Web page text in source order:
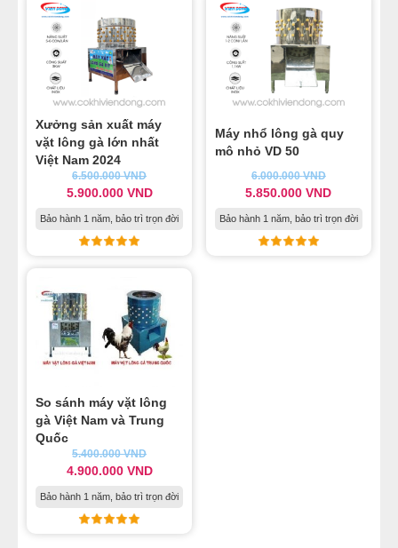
Xưởng sản xuất máy
vặt lông gà lớn nhất
Việt Nam 2024
6.500.000VND
5.900.000 VND
Bảo hành 1 năm, bảo trì trọn đời
Máy nhổ lông gà quy
mô nhỏ VD 50
6.000.000VND
5.850.000VND
Bảo hành 1 năm, bảo trì trọn đời
So sánh máy vặt lông
gà Việt Nam và Trung
Quốc
5.400.000VND
4.900.000 VND
Bảo hành 1 năm, bảo trì trọn đời
LÒ QUAY VỊT
THIẾT BỊ KHÁC
THIẾT BỊ BẾP CÔNG NGHIỆP
NỒI NHÚNG GÀ VỊT
TỦ NẤU CƠM GÀ